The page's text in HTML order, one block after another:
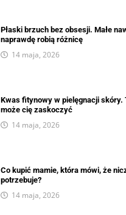
Płaski brzuch bez obsesji. Małe
naprawdę robią różnicę
14 maja, 2026
Kwas fitynowy w pielęgnacji skóry.
może cię zaskoczyć
14 maja, 2026
Co kupić mamie, która mówi, że
potrzebuje?
14 maja, 2026